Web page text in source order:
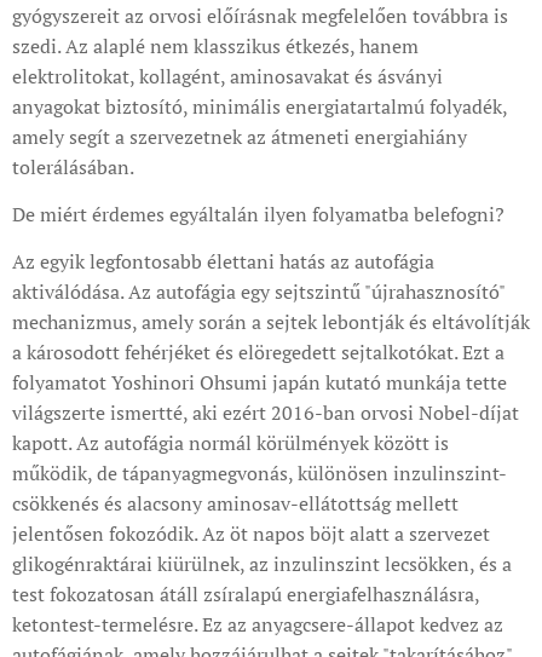
gyógyszereit az orvosi előírásnak megfelelően továbbra is
szedi. Az alaplé nem klasszikus étkezés, hanem
elektrolitokat, kollagént, aminosavakat és ásványi
anyagokat biztosító, minimális energiatartalmú folyadék,
amely segít a szervezetnek az átmeneti energiahiány
tolerálásában.
De miért érdemes egyáltalán ilyen folyamatba belefogni?
Az egyik legfontosabb élettani hatás az autofágia
aktiválódása. Az autofágia egy sejtszintű "újrahasznosító"
mechanizmus, amely során a sejtek lebontják és eltávolítják
a károsodott fehérjéket és elöregedett sejtalkotókat. Ezt a
folyamatot Yoshinori Ohsumi japán kutató munkája tette
világszerte ismertté, aki ezért 2016-ban orvosi Nobel-díjat
kapott. Az autofágia normál körülmények között is
működik, de tápanyagmegvonás, különösen inzulinszint-
csökkenés és alacsony aminosav-ellátottság mellett
jelentősen fokozódik. Az öt napos böjt alatt a szervezet
glikogénraktárai kiürülnek, az inzulinszint lecsökken, és a
test fokozatosan átáll zsíralapú energiafelhasználásra,
ketontest-termelésre. Ez az anyagcsere-állapot kedvez az